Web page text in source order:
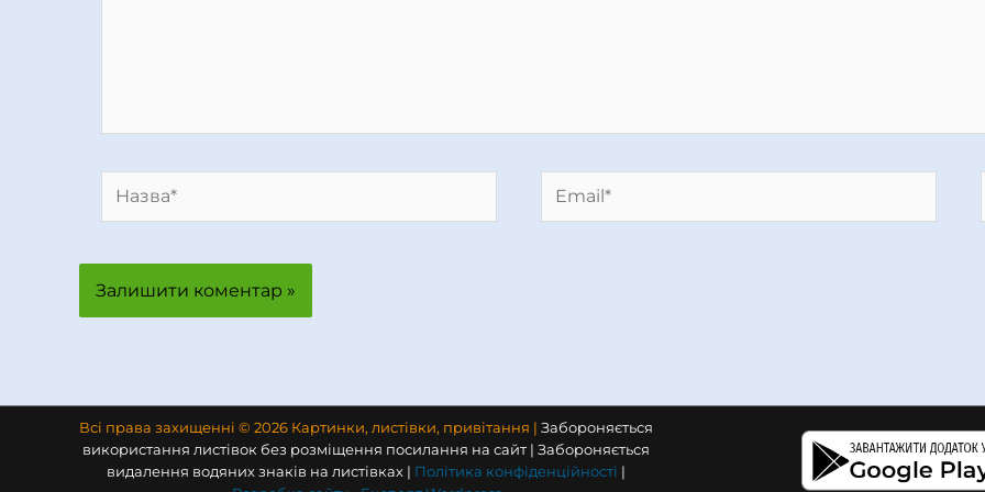
Всі права захищенні © 2026 Картинки, листівки, привітання | Забороняється
використання листівок без розміщення посилання на сайт | Забороняється
видалення водяних знаків на листівках | Політика конфіденційності |